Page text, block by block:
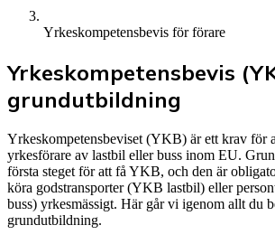
Yrkeskompetensbevis för förare
Yrkeskompetensbevis
grundutbildning
Yrkeskompetensbeviset (YKB) är ett krav för
yrkesförare av lastbil eller buss inom EU.
första steget för att få YKB, och den är
köra godstransporter (YKB lastbil) eller
buss) yrkesmässigt. Här går vi igenom allt du
grundutbildning.